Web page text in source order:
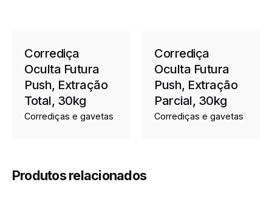
Corrediça
Oculta Futura
Push, Extração
Total, 30kg
Corrediças e gavetas
Corrediça
Oculta Futura
Push, Extração
Parcial, 30kg
Corrediças e gavetas
Produtos relacionados